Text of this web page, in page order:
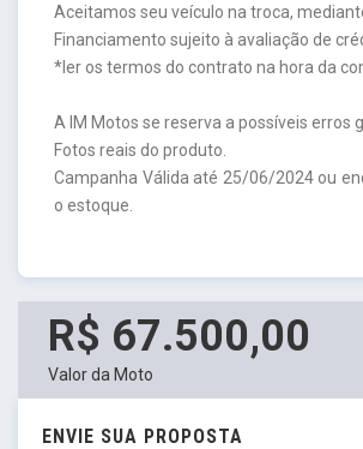
Aceitamos seu veículo na troca,
Financiamento sujeito à avaliação de
*ler os termos do contrato na hora da
A IM Motos se reserva a possíveis erros
Fotos reais do produto.
Campanha Válida até 25/06/2024 ou
o estoque.
R$ 67.500,00
Valor da Moto
ENVIE SUA PROPOSTA